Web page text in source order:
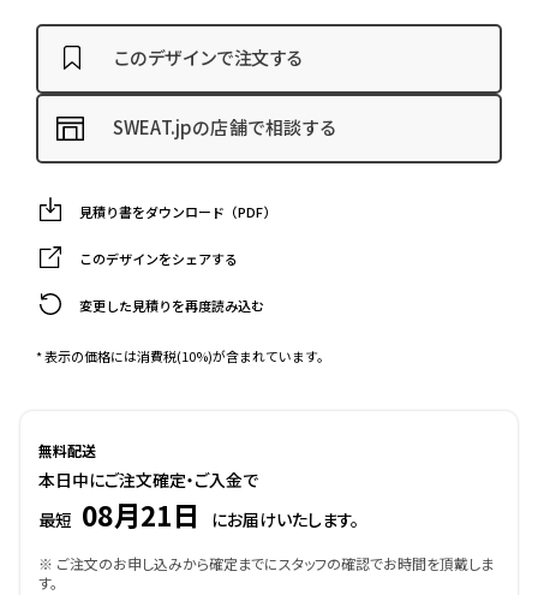
このデザインで注文する
SWEAT.jpの店舗で相談する
見積り書をダウンロード（PDF）
このデザインをシェアする
変更した見積りを再度読み込む
* 表示の価格には消費税(10%)が含まれています。
無料配送
本日中にご注文確定・ご入金で
最短 08月21日 にお届けいたします。
※ ご注文のお申し込みから確定までにスタッフの確認でお時間を頂戴しま
す。